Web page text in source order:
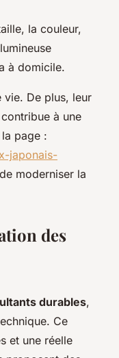
la couleur,
à domicile.
vie. De plus, leur
à une
page :
japonais-
moderniser la
des
durables,
Ce
et une réelle